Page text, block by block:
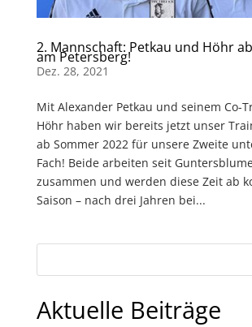
2. Mannschaft: Petkau und Höhr
am Petersberg!
Dez. 28, 2021
Mit Alexander Petkau und seinem Co-
Höhr haben wir bereits jetzt unser
ab Sommer 2022 für unsere Zweite
Fach! Beide arbeiten seit
zusammen und werden diese Zeit ab
Saison – nach drei Jahren bei...
Aktuelle Beiträge